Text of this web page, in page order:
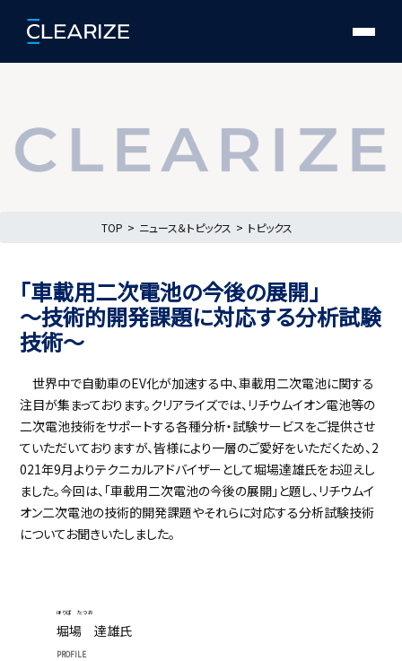
TOP ニュース＆トピックス トピックス
「車載用二次電池の今後の展開」
～技術的開発課題に対応する分析試験
技術～
世界中で自動車のEV化が加速する中、車載用二次電池に関する
注目が集まっております。クリアライズでは、リチウムイオン電池等の
二次電池技術をサポートする各種分析・試験サービスをご提供させ
ていただいておりますが、皆様により一層のご愛好をいただくため、2
021年9月よりテクニカルアドバイザーとして堀場達雄氏をお迎えし
ました。今回は、「車載用二次電池の今後の展開」と題し、リチウムイ
オン二次電池の技術的開発課題やそれらに対応する分析試験技術
についてお聞きいたしました。
ほりば たつお
堀場 達雄氏
PROFILE